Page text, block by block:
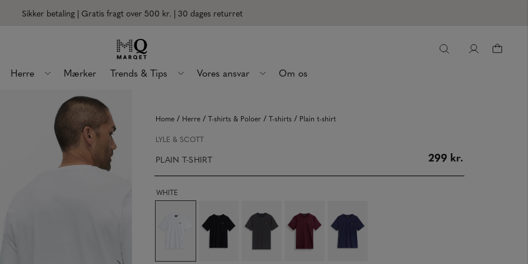
Sikker betaling | Gratis fragt over 500 kr. | 30 dages returret
Herre Mærker Trends & Tips Vores ansvar Om os
Home / Herre / T-shirts & Poloer / T-shirts / Plain t-shirt
LYLE & SCOTT
PLAIN T-SHIRT 299 kr.
WHITE